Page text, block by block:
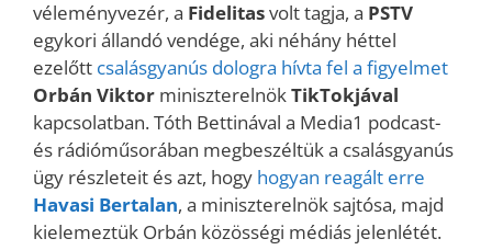
véleményvezér, a Fidelitasvolt tagja, a PSTV
egykori állandó vendége, aki néhány héttel
ezelőtt csalásgyanús dologra hívta fel a figyelmet
Orbán Viktor miniszterelnökTikTokjával
kapcsolatban. Tóth Bettinával a Media1 podcast-
és rádióműsorában megbeszéltük a csalásgyanús
ügy részleteit és azt, hogy hogyan reagált erre
Havasi Bertalan, a miniszterelnök sajtósa, majd
kielemeztük Orbán közösségi médiás jelenlétét.